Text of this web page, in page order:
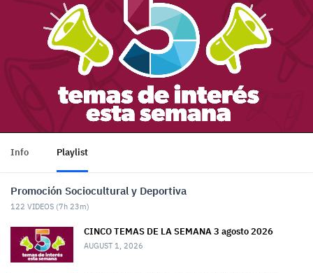
Info Playlist
Promoción Sociocultural y Deportiva
122 VIDEOS (7h 23m)
CINCO TEMAS DE LA SEMANA 3 agosto 2026
AUGUST 1, 2026